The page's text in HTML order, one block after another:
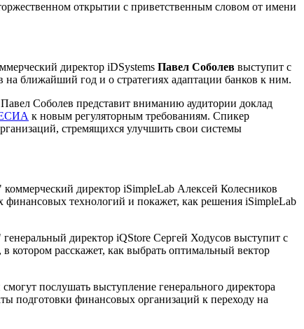
открытии с приветственным словом от имени
директор iDSystems Павел Соболев выступит с
на ближайший год и о стратегиях адаптации банков к ним.
Соболев представит вниманию аудитории доклад
к новым регуляторным требованиям. Спикер
стремящихся улучшить свои системы
директор iSimpleLab Алексей Колесников
технологий и покажет, как решения iSimpleLab
директор iQStore Сергей Ходусов выступит с
котором расскажет, как выбрать оптимальный вектор
послушать выступление генерального директора
подготовки финансовых организаций к переходу на